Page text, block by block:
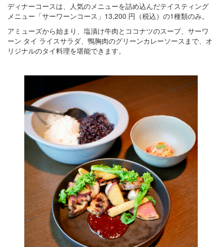
ディナーコースは、人気のメニューを詰め込んだテイスティング
メニュー「サーワーンコース」13,200 円（税込）の1種類のみ。
アミューズから始まり、塩漬け牛肉とココナツのスープ、サーワ
ーン タイ ライスサラダ、鴨胸肉のグリーンカレーソースまで、オ
リジナルのタイ料理を堪能できます。